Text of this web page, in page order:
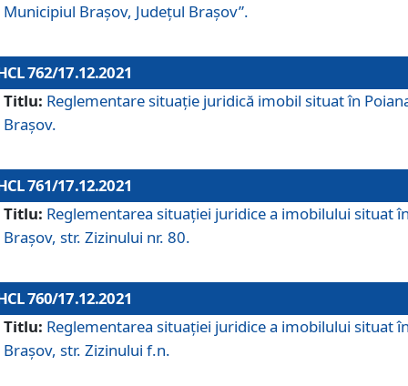
Municipiul Brașov, Județul Brașov”.
762/17.12.2021
Titlu: Reglementare situație juridică imobil situat în
Brașov.
761/17.12.2021
Titlu: Reglementarea situației juridice a imobilului situat
Brașov, str. Zizinului nr. 80.
760/17.12.2021
Titlu: Reglementarea situației juridice a imobilului situat
Brașov, str. Zizinului f.n.